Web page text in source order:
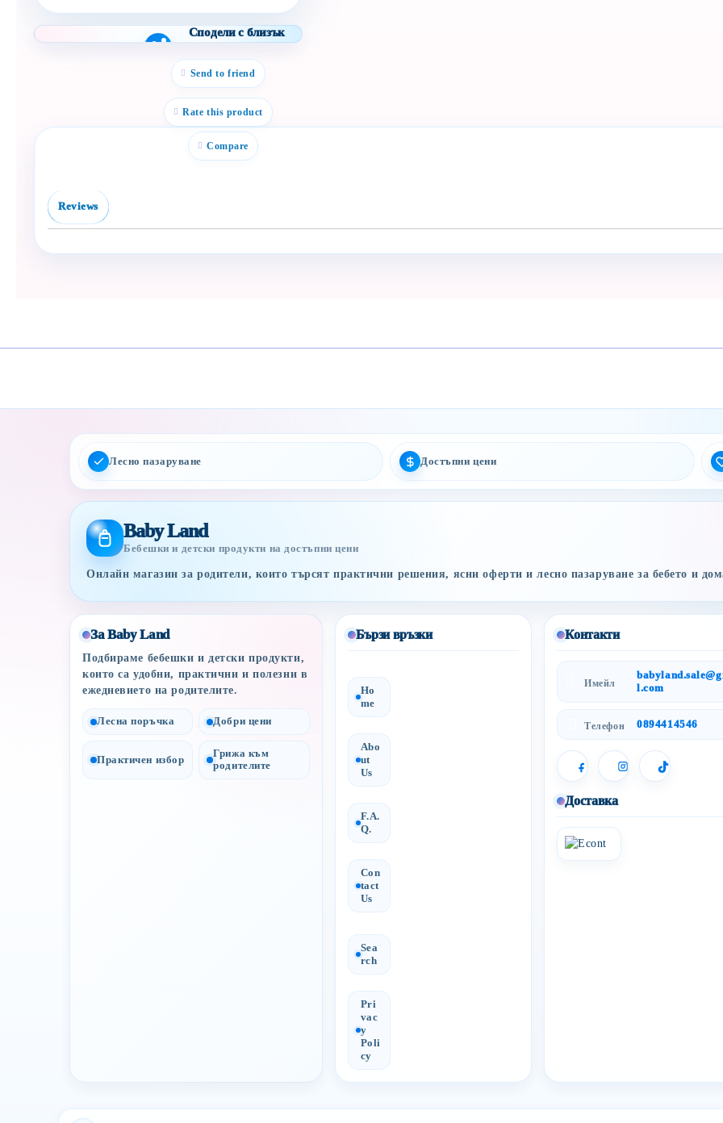
Сподели с близък
бебе? Изпрати го бързо.
Facebook Viber
WhatsApp
Копирай линк
Send to friend
Rate this product
Compare
Reviews
Лесно пазаруване Достъпни цени
Baby Land
Бебешки и детски продукти на достъпни цени
Онлайн магазин за родители, които търсят практични решения, ясни оферти и лесно пазаруване за бебето и
За Baby Land
Подбираме бебешки и детски продукти,
които са удобни, практични и полезни в
ежедневието на родителите.
Лесна поръчка Добри цени
Практичен избор
Грижа към
родителите
Бързи връзки
Ho
me
Abo
ut
Us
F.A.
Q.
Con
tact
Us
Sea
rch
Pri
vac
y
Poli
cy
Контакти
Имейл
l.com
Телефон 0894414546
Доставка